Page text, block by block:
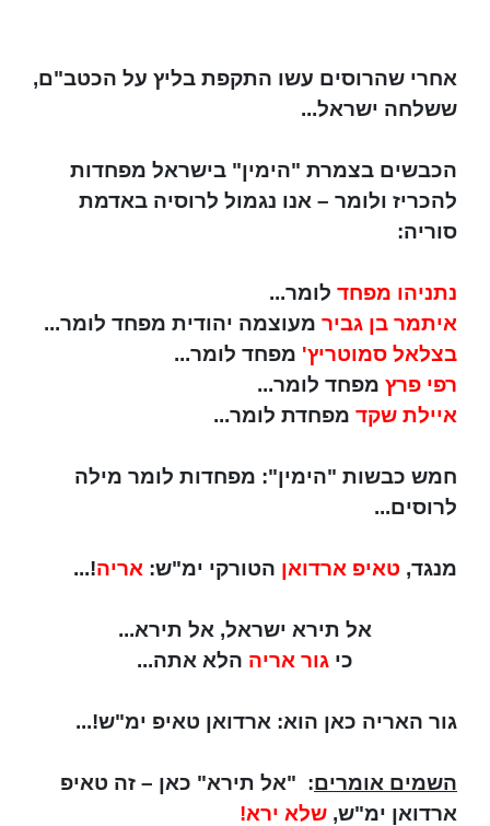
אחרי שהרוסים עשו התקפת בליץ על הכטב"ם,
ששלחה ישראל...
הכבשים בצמרת "הימין" בישראל מפחדות
להכריז ולומר – אנו נגמול לרוסיה באדמת
סוריה:
נתניהו מפחד לומר...
איתמר בן גביר מעוצמה יהודית מפחד לומר...
בצלאל סמוטריץ' מפחד לומר...
רפי פרץ מפחד לומר...
איילת שקד מפחדת לומר...
חמש כבשות "הימין": מפחדות לומר מילה
לרוסים...
מנגד, טאיפ ארדואן הטורקי ימ"ש: אריה!...
אל תירא ישראל, אל תירא...
כי גור אריה הלא אתה...
גור האריה כאן הוא: ארדואן טאיפ ימ"ש!...
השמים אומרים: "אל תירא" כאן – זה טאיפ
ארדואן ימ"ש, שלא ירא!